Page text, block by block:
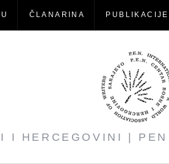
ČLANARINA PUBLIKACIJE
I HERCEGOVINI |